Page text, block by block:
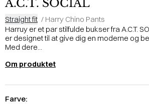
A.C.T. SOCIAL
Straight fit / Harry Chino Pants
Harruy er et par stilfulde bukser fra A.C.T.
er designet til at give dig en moderne og
Med dere...
Om produktet
Farve: